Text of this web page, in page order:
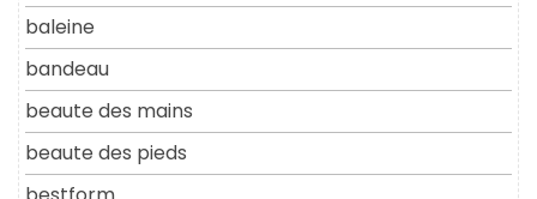
baleine
bandeau
beaute des mains
beaute des pieds